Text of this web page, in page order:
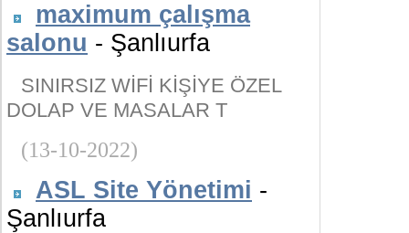
maximum çalışma
salonu - Şanlıurfa
SINIRSIZ WİFİ KİŞİYE ÖZEL
DOLAP VE MASALAR T
(13-10-2022)
ASL Site Yönetimi -
Şanlıurfa